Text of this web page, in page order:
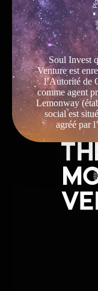
Soul Invest
Venture est
l’Autorité de
comme agent
Lemonway
social est
agréé par